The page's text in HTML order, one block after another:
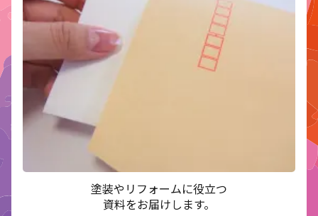
塗装やリフォームに役立つ
資料をお届けします。